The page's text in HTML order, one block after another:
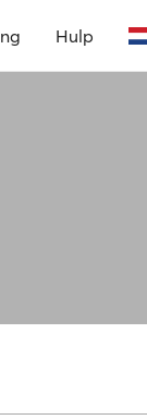
Hulp